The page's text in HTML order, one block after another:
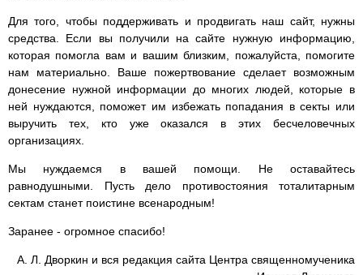
Для того, чтобы поддерживать и продвигать наш сайт, нужны
средства. Если вы получили на сайте нужную информацию,
которая помогла вам и вашим близким, пожалуйста, помогите
нам материально. Ваше пожертвование сделает возможным
донесение нужной информации до многих людей, которые в
ней нуждаются, поможет им избежать попадания в секты или
выручить тех, кто уже оказался в этих бесчеловечных
организациях.
Мы нуждаемся в вашей помощи. Не оставайтесь
равнодушными. Пусть дело противостояния тоталитарным
сектам станет поистине всенародным!
Заранее - огромное спасибо!
А. Л. Дворкин и вся редакция сайта Центра священномученика